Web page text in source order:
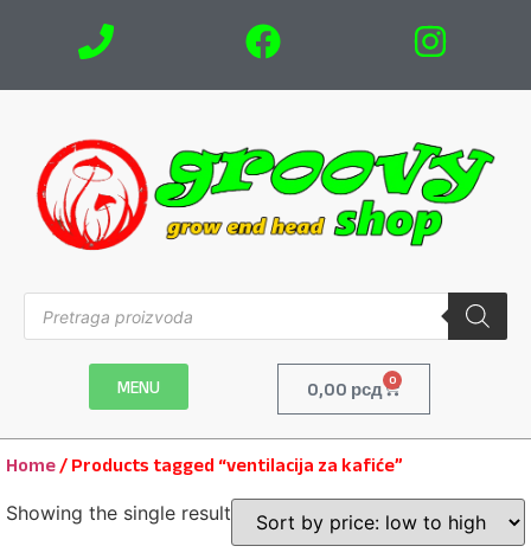
MENU 0,00 рсд 0
Home / Products tagged “ventilacija za kafiće”
Showing the single result